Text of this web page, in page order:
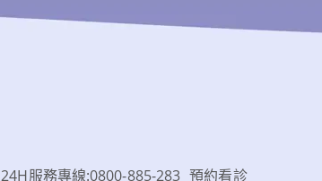
24H服務專線:0800-885-283 預約看診